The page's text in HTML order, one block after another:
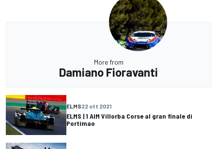
More from
Damiano Fioravanti
ELMS22 ott 2021
ELMS | 1 AIM Villorba Corse al gran finale di
Portimao